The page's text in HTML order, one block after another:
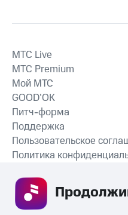
СКАЧАТЬ
MTС Live
MTС Premium
Мой МТС
GOOD’OK
Питч-форма
Поддержка
Пользовательское
Политика